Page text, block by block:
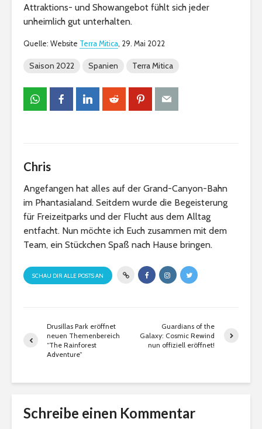
Attraktions- und Showangebot fühlt sich jeder
unheimlich gut unterhalten.
Quelle: Website Terra Mitica, 29. Mai 2022
Saison 2022 Spanien Terra Mitica
Chris
Angefangen hat alles auf der Grand-Canyon-Bahn
im Phantasialand. Seitdem wurde die Begeisterung
für Freizeitparks und der Flucht aus dem Alltag
entfacht. Nun möchte ich Euch zusammen mit dem
Team, ein Stückchen Spaß nach Hause bringen.
SCHAU DIR ALLE POSTS AN
Drusillas Park eröffnet
neuen Themenbereich
“The Rainforest
Adventure”
Guardians of the
Galaxy: Cosmic Rewind
nun offiziell eröffnet!
Schreibe einen Kommentar